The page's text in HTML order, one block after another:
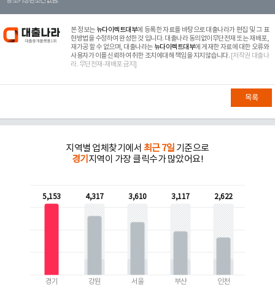
본 정보는 뉴다이렉트대부에 등록한 자료를 바탕으로 대출나라가 편집 및 그 표
현방법을 수정하여 완성한 것 입니다. 대출나라 동의없이무단전재 또는 재배포,
재가공 할 수 없으며, 대출나라는 뉴다이렉트대부에 게재한 자료에 대한 오류와
사용자가 이를 신뢰하여 취한 조치에대해 책임을 지지않습니다. [저작권 대출나
라. 무단전재-재배포 금지]
목록
지역별 업체찾기에서 최근 7일 기준으로
경기 지역이 가장 클릭수가 많았어요!
5,153
경기
4,317
강원
3,610
서울
3,117
부산
2,622
인천